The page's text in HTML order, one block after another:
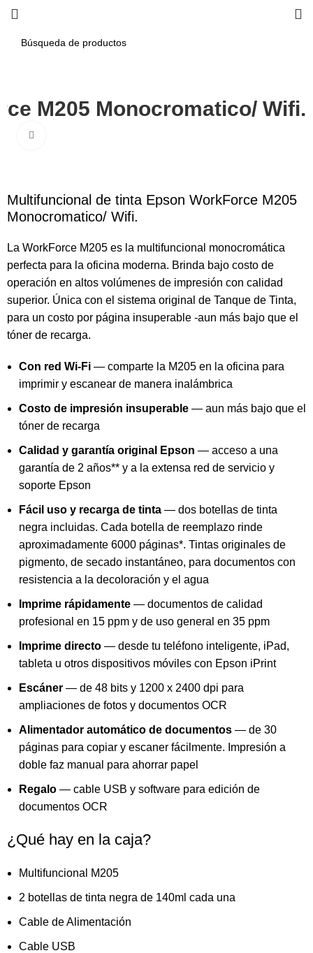
M205 Monocromatico/ Wifi.
Multifuncional de tinta Epson WorkForce M205
Monocromatico/ Wifi.
La WorkForce M205 es la multifuncional monocromática
perfecta para la oficina moderna. Brinda bajo costo de
operación en altos volúmenes de impresión con calidad
superior. Única con el sistema original de Tanque de Tinta,
para un costo por página insuperable -aun más bajo que el
tóner de recarga.
Con red Wi-Fi — comparte la M205 en la oficina para
imprimir y escanear de manera inalámbrica
Costo de impresión insuperable — aun más bajo que el
tóner de recarga
Calidad y garantía original Epson — acceso a una
garantía de 2 años** y a la extensa red de servicio y
soporte Epson
Fácil uso y recarga de tinta — dos botellas de tinta
negra incluidas. Cada botella de reemplazo rinde
aproximadamente 6000 páginas*. Tintas originales de
pigmento, de secado instantáneo, para documentos con
resistencia a la decoloración y el agua
Imprime rápidamente — documentos de calidad
profesional en 15 ppm y de uso general en 35 ppm
Imprime directo — desde tu teléfono inteligente, iPad,
tableta u otros dispositivos móviles con Epson iPrint
Escáner — de 48 bits y 1200 x 2400 dpi para
ampliaciones de fotos y documentos OCR
Alimentador automático de documentos — de 30
páginas para copiar y escaner fácilmente. Impresión a
doble faz manual para ahorrar papel
Regalo— cable USB y software para edición de
documentos OCR
¿Qué hay en la caja?
Multifuncional M205
2 botellas de tinta negra de 140ml cada una
Cable de Alimentación
Cable USB